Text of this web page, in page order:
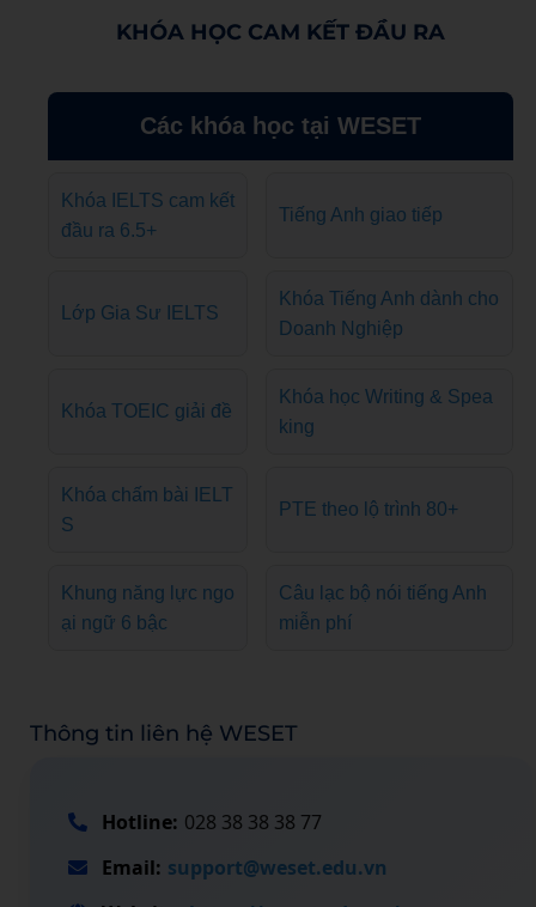
KHÓA HỌC CAM KẾT ĐẦU RA
Các khóa học tại WESET
Khóa IELTS cam kết
đầu ra 6.5+
Tiếng Anh giao tiếp
Lớp Gia Sư IELTS
Khóa Tiếng Anh dành cho
Doanh Nghiệp
Khóa TOEIC giải đề
Khóa học Writing & Spea
king
Khóa chấm bài IELT
S
PTE theo lộ trình 80+
Khung năng lực ngo
ại ngữ 6 bậc
Câu lạc bộ nói tiếng Anh
miễn phí
Thông tin liên hệ WESET
Hotline: 028 38 38 38 77
Email: support@weset.edu.vn